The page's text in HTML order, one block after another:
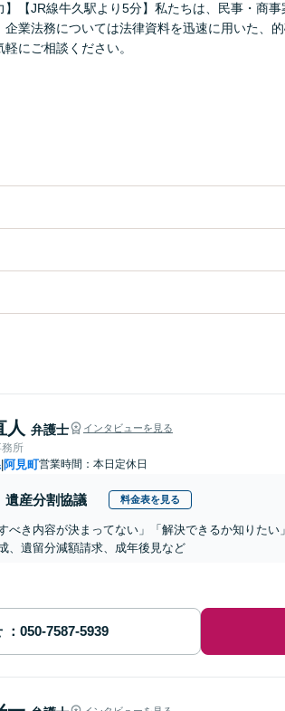
】【JR線牛久駅より5分】私たちは、民事・商
企業法務については法律資料を迅速に用いた、
にご相談ください。
人 弁護士 インタビューを見る
所
|阿見町営業時間：本日定休日
遺産分割協議 料金表を見る
すべき内容が決まってない」「解決できるか知りた
、遺留分減額請求、成年後見など